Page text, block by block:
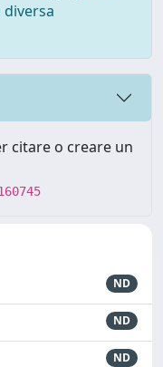
citare o creare un
ND
ND
ND